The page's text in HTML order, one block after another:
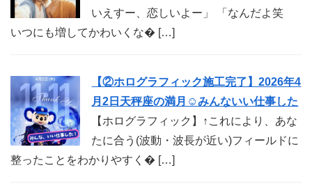
いえすー、恋しいよー」 「なんだよ笑
いつにも増してかわいくな� […]
【②ホログラフィック施工完了】2026年4
月2日天秤座の満月☺︎みんないい仕事した
【ホログラフィック】↑これにより、あな
たに合う(波動・波長が近い)フィールドに
整ったことをわかりやすく� […]